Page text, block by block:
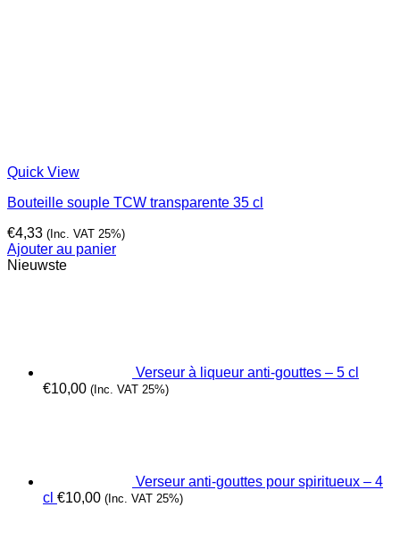
Quick View
Bouteille souple TCW transparente 35 cl
€4,33 (Inc. VAT 25%)
Ajouter au panier
Nieuwste
Verseur à liqueur anti-gouttes – 5 cl
€10,00 (Inc. VAT 25%)
Verseur anti-gouttes pour spiritueux – 4
cl €10,00 (Inc. VAT 25%)